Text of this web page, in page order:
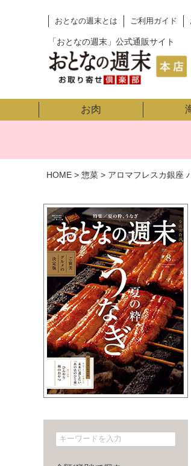
おとなの週末とは ご利用ガイド
「おとなの週末」公式通販サイト
お肉
HOME 惣菜 アロマフレスカ銀座